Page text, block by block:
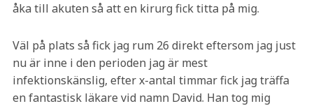
åka till akuten så att en kirurg fick titta på mig.
Väl på plats så fick jag rum 26 direkt eftersom jag just
nu är inne i den perioden jag är mest
infektionskänslig, efter x-antal timmar fick jag träffa
en fantastisk läkare vid namn David. Han tog mig